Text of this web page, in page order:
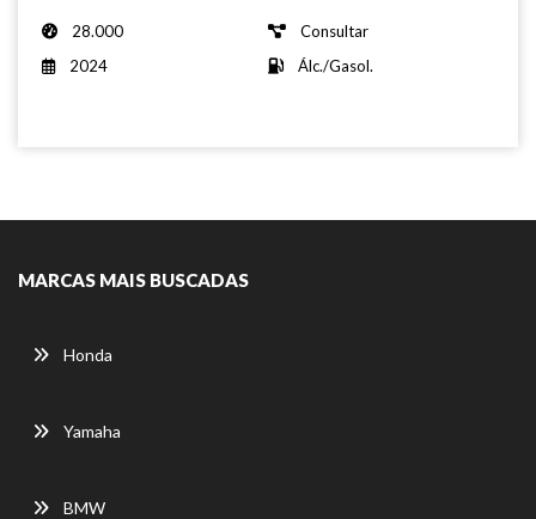
28.000
Consultar
2024
Álc./Gasol.
MARCAS MAIS BUSCADAS
Honda
Yamaha
BMW